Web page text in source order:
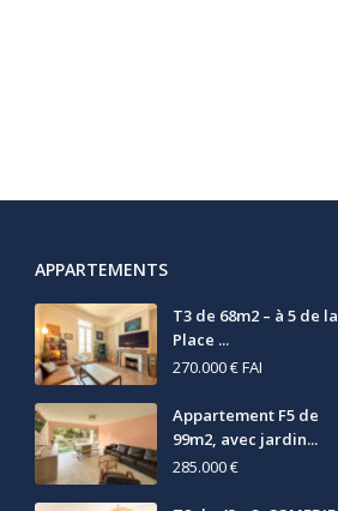
APPARTEMENTS
T3 de 68m2 – à 5 de la
Place ...
270.000 €FAI
Appartement F5 de
99m2, avec jardin...
285.000 €